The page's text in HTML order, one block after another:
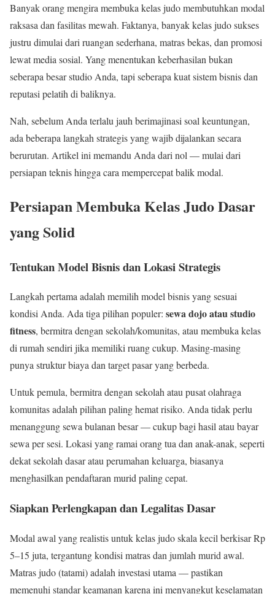
Banyak orang mengira membuka kelas judo membutuhkan modal
raksasa dan fasilitas mewah. Faktanya, banyak kelas judo sukses
justru dimulai dari ruangan sederhana, matras bekas, dan promosi
lewat media sosial. Yang menentukan keberhasilan bukan
seberapa besar studio Anda, tapi seberapa kuat sistem bisnis dan
reputasi pelatih di baliknya.
Nah, sebelum Anda terlalu jauh berimajinasi soal keuntungan,
ada beberapa langkah strategis yang wajib dijalankan secara
berurutan. Artikel ini memandu Anda dari nol — mulai dari
persiapan teknis hingga cara mempercepat balik modal.
Persiapan Membuka Kelas Judo Dasar
yang Solid
Tentukan Model Bisnis dan Lokasi Strategis
Langkah pertama adalah memilih model bisnis yang sesuai
kondisi Anda. Ada tiga pilihan populer: sewa dojo atau studio
fitness, bermitra dengan sekolah/komunitas, atau membuka kelas
di rumah sendiri jika memiliki ruang cukup. Masing-masing
punya struktur biaya dan target pasar yang berbeda.
Untuk pemula, bermitra dengan sekolah atau pusat olahraga
komunitas adalah pilihan paling hemat risiko. Anda tidak perlu
menanggung sewa bulanan besar — cukup bagi hasil atau bayar
sewa per sesi. Lokasi yang ramai orang tua dan anak-anak, seperti
dekat sekolah dasar atau perumahan keluarga, biasanya
menghasilkan pendaftaran murid paling cepat.
Siapkan Perlengkapan dan Legalitas Dasar
Modal awal yang realistis untuk kelas judo skala kecil berkisar Rp
5–15 juta, tergantung kondisi matras dan jumlah murid awal.
Matras judo (tatami) adalah investasi utama — pastikan
memenuhi standar keamanan karena ini menyangkut keselamatan